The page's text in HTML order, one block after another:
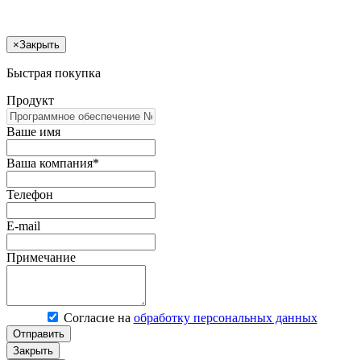
×Закрыть
Быстрая покупка
Продукт
Ваше имя
Ваша компания*
Телефон
E-mail
Примечание
Согласие на обработку персональных данных
Отправить
Закрыть